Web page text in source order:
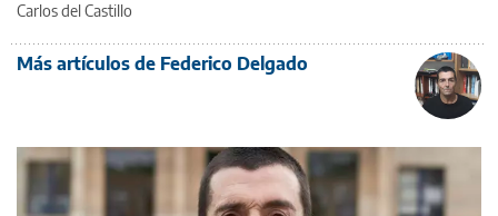
Carlos del Castillo
Más artículos de Federico Delgado